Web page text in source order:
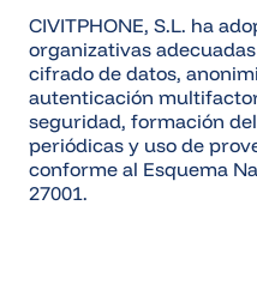
CIVITPHONE, S.L. ha
organizativas
cifrado de datos,
autenticación
seguridad, formación
periódicas y uso de
conforme al Esquema
27001.